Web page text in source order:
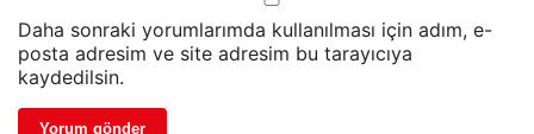
Daha sonraki yorumlarımda kullanılması için adım, e-
posta adresim ve site adresim bu tarayıcıya
kaydedilsin.